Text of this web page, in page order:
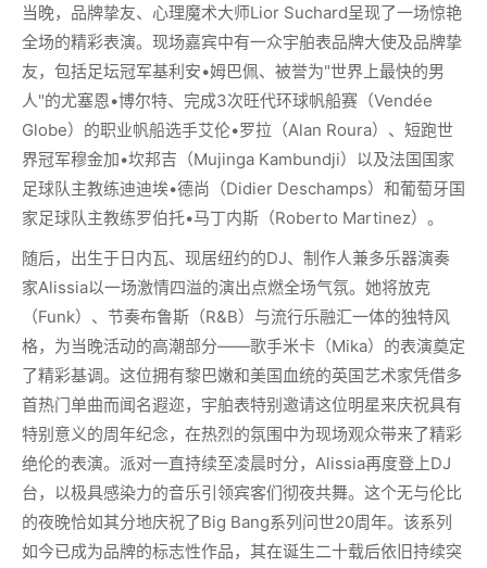
当晚，品牌挚友、心理魔术大师Lior Suchard呈现了一场惊艳
全场的精彩表演。现场嘉宾中有一众宇舶表品牌大使及品牌挚
友，包括足坛冠军基利安•姆巴佩、被誉为"世界上最快的男
人"的尤塞恩•博尔特、完成3次旺代环球帆船赛（Vendée
Globe）的职业帆船选手艾伦•罗拉（Alan Roura）、短跑世
界冠军穆金加•坎邦吉（Mujinga Kambundji）以及法国国家
足球队主教练迪迪埃•德尚（Didier Deschamps）和葡萄牙国
家足球队主教练罗伯托•马丁内斯（Roberto Martinez）。
随后，出生于日内瓦、现居纽约的DJ、制作人兼多乐器演奏
家Alissia以一场激情四溢的演出点燃全场气氛。她将放克
（Funk）、节奏布鲁斯（R&B）与流行乐融汇一体的独特风
格，为当晚活动的高潮部分——歌手米卡（Mika）的表演奠定
了精彩基调。这位拥有黎巴嫩和美国血统的英国艺术家凭借多
首热门单曲而闻名遐迩，宇舶表特别邀请这位明星来庆祝具有
特别意义的周年纪念，在热烈的氛围中为现场观众带来了精彩
绝伦的表演。派对一直持续至凌晨时分，Alissia再度登上DJ
台，以极具感染力的音乐引领宾客们彻夜共舞。这个无与伦比
的夜晚恰如其分地庆祝了Big Bang系列问世20周年。该系列
如今已成为品牌的标志性作品，其在诞生二十载后依旧持续突